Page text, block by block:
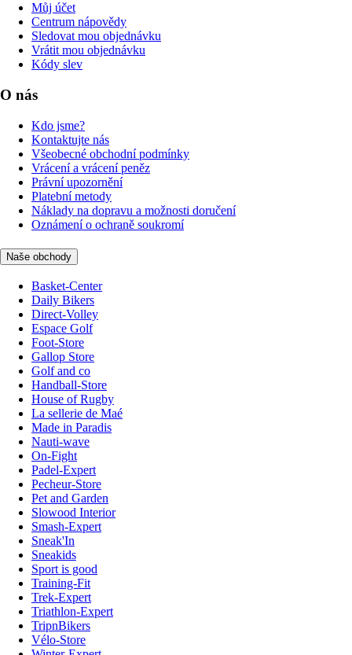
Můj účet
Centrum nápovědy
Sledovat mou objednávku
Vrátit mou objednávku
Kódy slev
O nás
Kdo jsme?
Kontaktujte nás
Všeobecné obchodní podmínky
Vrácení a vrácení peněz
Právní upozornění
Platební metody
Náklady na dopravu a možnosti doručení
Oznámení o ochraně soukromí
Naše obchody
Basket-Center
Daily Bikers
Direct-Volley
Espace Golf
Foot-Store
Gallop Store
Golf and co
Handball-Store
House of Rugby
La sellerie de Maé
Made in Paradis
Nauti-wave
On-Fight
Padel-Expert
Pecheur-Store
Pet and Garden
Slowood Interior
Smash-Expert
Sneak'In
Sneakids
Sport is good
Training-Fit
Trek-Expert
Triathlon-Expert
TripnBikers
Vélo-Store